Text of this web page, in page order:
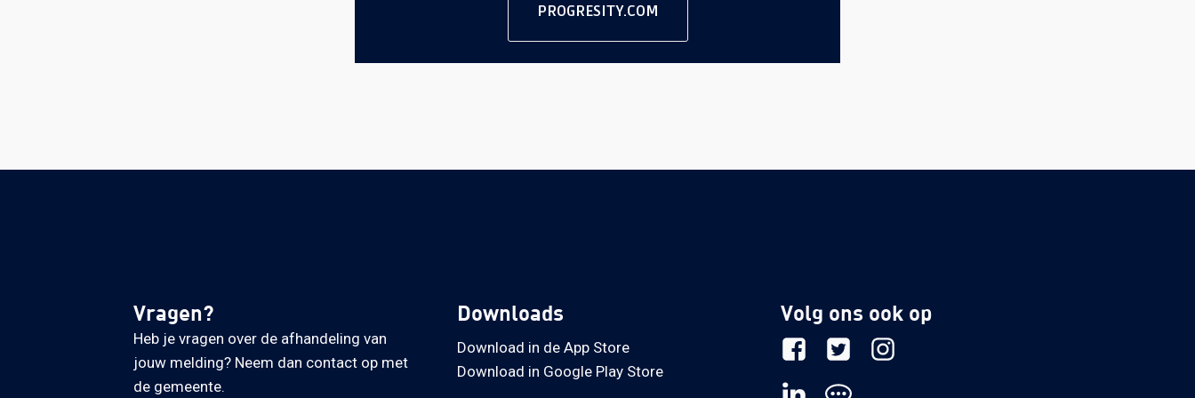
PROGRESITY.COM
Vragen?
Heb je vragen over de afhandeling van
jouw melding? Neem dan contact op met
de gemeente.
Downloads
Download in de App Store
Download in Google Play Store
Volg ons ook op